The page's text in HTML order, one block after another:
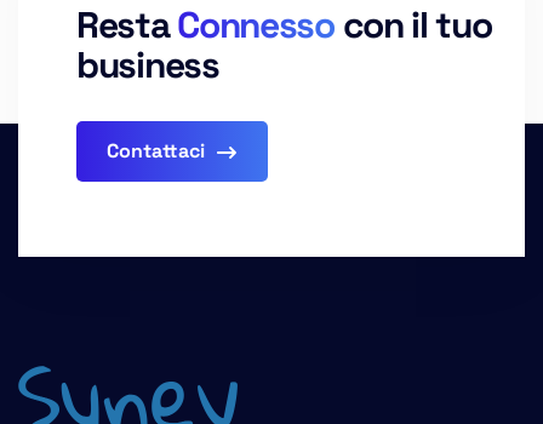
RestaConnessocon il tuo
business
Contattaci